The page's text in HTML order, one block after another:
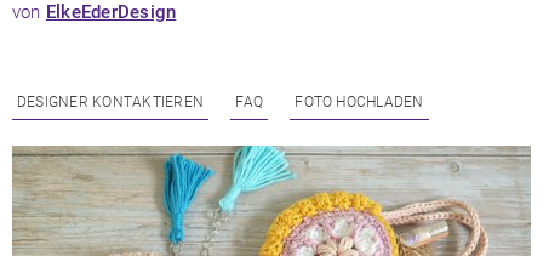
von ElkeEderDesign
DESIGNER KONTAKTIEREN FAQ FOTO HOCHLADEN